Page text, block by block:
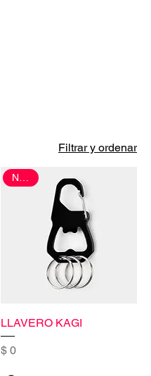
Filtrar y ordenar
LLAVERO KAGI
Precio
$ 0